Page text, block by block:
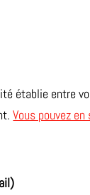
établie entre
Vous pouvez